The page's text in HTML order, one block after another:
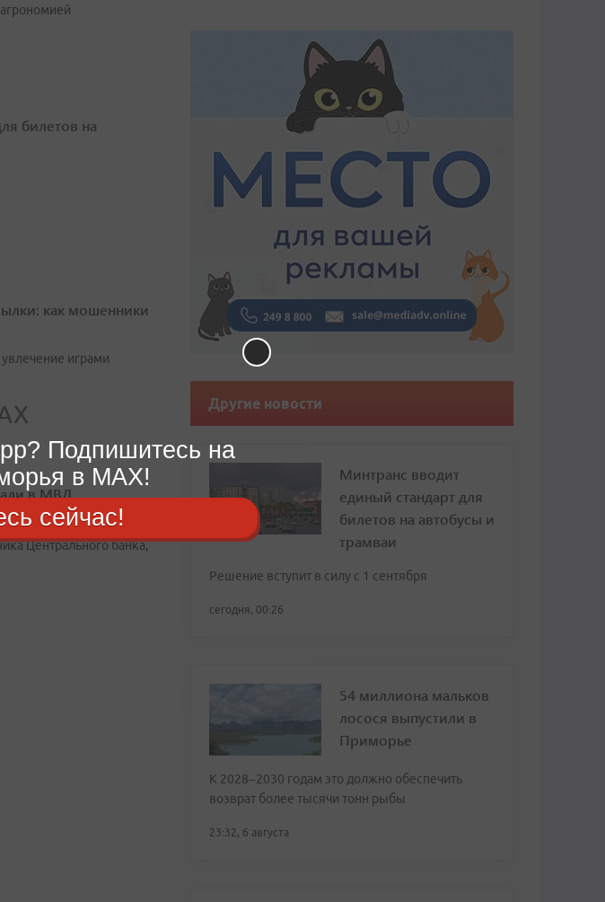
билетов на
как мошенники
играми
в МВД
оператора связи,
Центрального банка,
Другие новости
Минтранс вводит
единый стандарт для
билетов на автобусы и
трамваи
Решение вступит в силу с 1 сентября
сегодня, 00:26
54 миллиона мальков
лосося выпустили в
Приморье
К 2028–2030 годам это должно обеспечить
возврат более тысячи тонн рыбы
23:32, 6 августа
Подпишитесь на
в MAX!
сейчас!